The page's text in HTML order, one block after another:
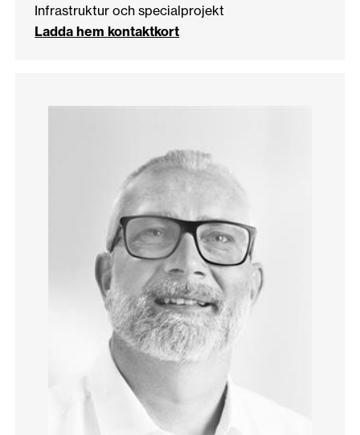
Infrastruktur och specialprojekt
Ladda hem kontaktkort